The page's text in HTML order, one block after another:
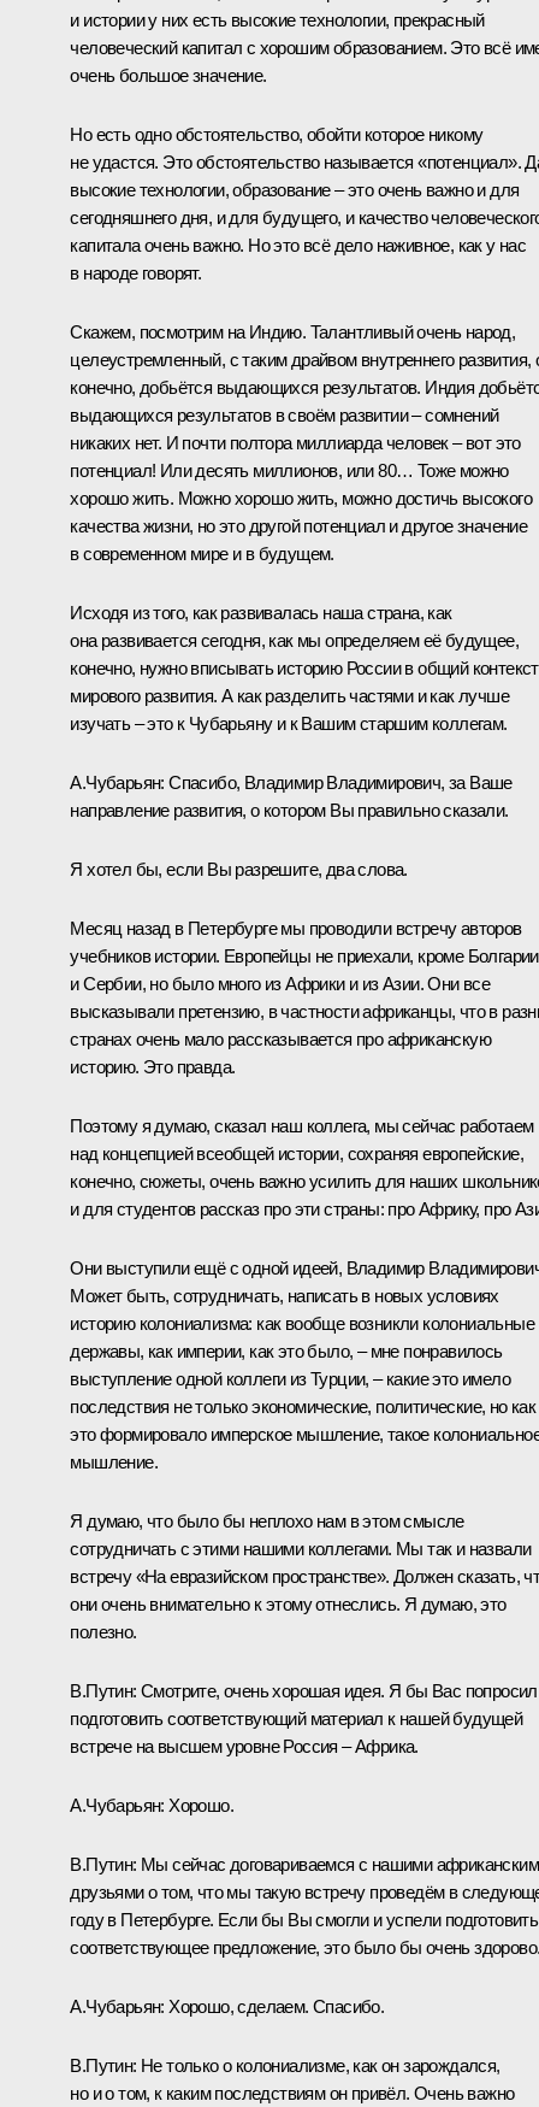
и истории у них есть высокие технологии, прекрасный
человеческий капитал с хорошим образованием. Это всё
очень большое значение.
Но есть одно обстоятельство, обойти которое никому
не удастся. Это обстоятельство называется «потенциал».
высокие технологии, образование – это очень важно и для
сегодняшнего дня, и для будущего, и качество
капитала очень важно. Но это всё дело наживное, как у нас
в народе говорят.
Скажем, посмотрим на Индию. Талантливый очень народ,
целеустремленный, с таким драйвом внутреннего развития,
конечно, добьётся выдающихся результатов. Индия
выдающихся результатов в своём развитии – сомнений
никаких нет. И почти полтора миллиарда человек – вот это
потенциал! Или десять миллионов, или 80… Тоже можно
хорошо жить. Можно хорошо жить, можно достичь высокого
качества жизни, но это другой потенциал и другое значение
в современном мире и в будущем.
Исходя из того, как развивалась наша страна, как
она развивается сегодня, как мы определяем её будущее,
конечно, нужно вписывать историю России в общий контекст
мирового развития. А как разделить частями и как лучше
изучать – это к Чубарьяну и к Вашим старшим коллегам.
А.Чубарьян: Спасибо, Владимир Владимирович, за Ваше
направление развития, о котором Вы правильно сказали.
Я хотел бы, если Вы разрешите, два слова.
Месяц назад в Петербурге мы проводили встречу авторов
учебников истории. Европейцы не приехали, кроме Болгарии
и Сербии, но было много из Африки и из Азии. Они все
высказывали претензию, в частности африканцы, что в
странах очень мало рассказывается про африканскую
историю. Это правда.
Поэтому я думаю, сказал наш коллега, мы сейчас работаем
над концепцией всеобщей истории, сохраняя европейские,
конечно, сюжеты, очень важно усилить для наших
и для студентов рассказ про эти страны: про Африку, про
Они выступили ещё с одной идеей, Владимир
Может быть, сотрудничать, написать в новых условиях
историю колониализма: как вообще возникли колониальные
державы, как империи, как это было, – мне понравилось
выступление одной коллеги из Турции, – какие это имело
последствия не только экономические, политические, но как
это формировало имперское мышление, такое
мышление.
Я думаю, что было бы неплохо нам в этом смысле
сотрудничать с этими нашими коллегами. Мы так и назвали
встречу «На евразийском пространстве». Должен сказать,
они очень внимательно к этому отнеслись. Я думаю, это
полезно.
В.Путин: Смотрите, очень хорошая идея. Я бы Вас попросил
подготовить соответствующий материал к нашей будущей
встрече на высшем уровне Россия – Африка.
А.Чубарьян: Хорошо.
В.Путин: Мы сейчас договариваемся с нашими
друзьями о том, что мы такую встречу проведём в
году в Петербурге. Если бы Вы смогли и успели подготовить
соответствующее предложение, это было бы очень
А.Чубарьян: Хорошо, сделаем. Спасибо.
В.Путин: Не только о колониализме, как он зарождался,
но и о том, к каким последствиям он привёл. Очень важно